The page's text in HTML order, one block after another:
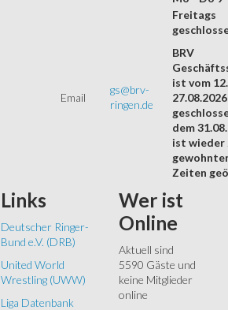
Email
gs@brv-
ringen.de
Freitags
BRV
ist vom
27.08.2026
dem
ist wieder
Zeiten
Links
Deutscher Ringer-
Bund e.V. (DRB)
United World
Wrestling (UWW)
Liga Datenbank
Wer ist
Online
Aktuell sind
5590 Gäste und
keine Mitglieder
online